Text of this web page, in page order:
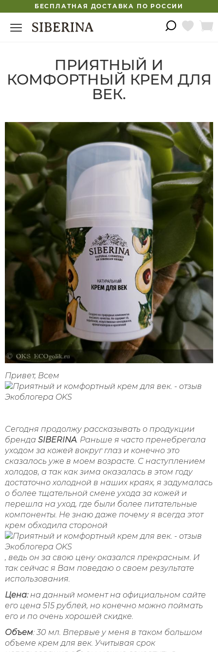
БЕСПЛАТНАЯ ДОСТАВКА ПО РОССИИ
ПРИЯТНЫЙ И
КОМФОРТНЫЙ КРЕМ ДЛЯ
ВЕК.
Привет, Всем
Сегодня продолжу рассказывать о продукции
бренда SIBERINA. Раньше я часто пренебрегала
уходом за кожей вокруг глаз и конечно это
сказалось уже в моем возрасте. С наступлением
холодов, а так как зима оказалась в этом году
достаточно холодной в наших краях, я задумалась
о более тщательной смене ухода за кожей и
перешла на уход, где были более питательные
компоненты. Не знаю даже почему я всегда этот
крем обходила стороной
, ведь он за свою цену оказался прекрасным. И
так сейчас я Вам поведаю о своем результате
использования.
Цена: на данный момент на официальном сайте
его цена 515 рублей, но конечно можно поймать
его и по очень хорошей скидке.
Объем: 30 мл. Впервые у меня в таком большом
объеме крем для век. Учитывая срок